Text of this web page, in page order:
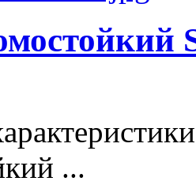
...